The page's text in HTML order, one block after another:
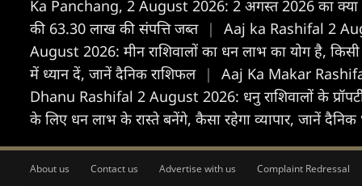
Ka Panchang, 2 August 2026: 2 अगस्त 2026 का
की 63.30 लाख की संपत्ति जब्त |
Aaj ka Rashifal 2
August 2026: मीन राशिवालों का धन लाभ का योग है,
में ध्यान दें, जानें दैनिक राशिफल |
Aaj Ka Makar
Dhanu Rashifal 2 August 2026: धनु राशिवालों के
के लिए धन लाभ के रास्ते बनेंगे, कैसा रहेगा व्यापार, जानें
About us Contact us Advertise with us Complaint Redressal